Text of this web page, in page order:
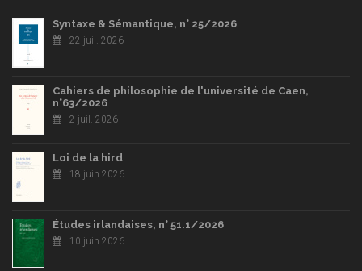
Syntaxe & Sémantique, n° 25/2026
22 juil. 2026
Cahiers de philosophie de l'université de Caen,
n°63/2026
2 juil. 2026
Loi de la hird
18 juin 2026
Études irlandaises, n° 51.1/2026
10 juin 2026